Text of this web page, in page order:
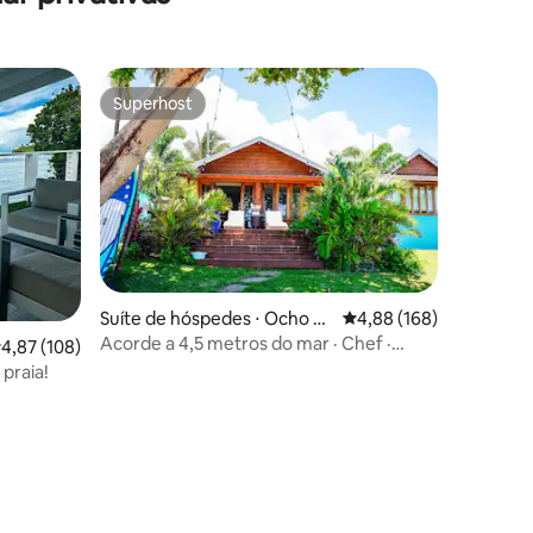
de uma avaliação média de 5, 108 avaliações
4,87 (108)
Superhost
Superhost
Suíte de hóspedes ⋅ Ocho Ri
os
4,88 de uma avaliação
4,88 (168)
Acorde a 4,5 metros do mar · Chef ·